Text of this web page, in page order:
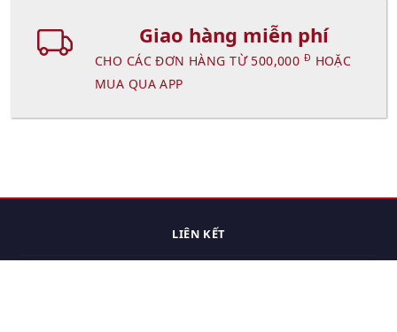
Giao hàng miễn phí
CHO CÁC ĐƠN HÀNG TỪ 500,000 Đ HOẶC
MUA QUA APP
LIÊN KẾT